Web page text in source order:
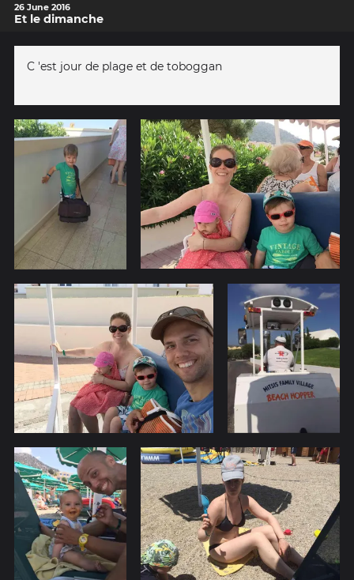
26 June 2016
Et le dimanche
C 'est jour de plage et de toboggan